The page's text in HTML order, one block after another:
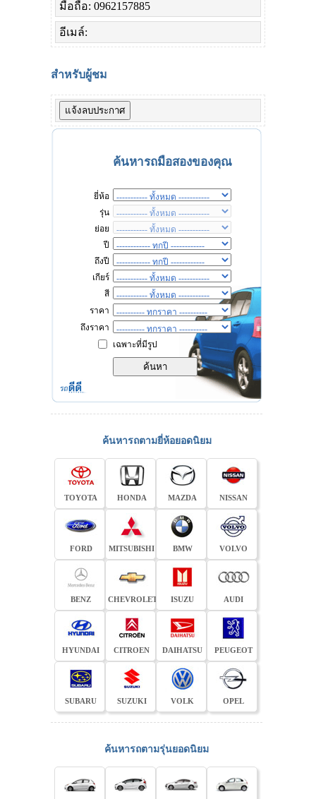
มือถือ: 0962157885
อีเมล์:
สำหรับผู้ชม
ค้นหารถมือสองของคุณ
ยี่ห้อ
รุ่น
ย่อย
ปี
ถึงปี
เกียร์
สี
ราคา
ถึงราคา
เฉพาะที่มีรูป
ค้นหารถตามยี่ห้อยอดนิยม
TOYOTA HONDA MAZDA NISSAN
FORD MITSUBISHI BMW VOLVO
BENZ CHEVROLET ISUZU AUDI
HYUNDAI CITROEN DAIHATSU PEUGEOT
SUBARU SUZUKI VOLK OPEL
ค้นหารถตามรุ่นยอดนิยม